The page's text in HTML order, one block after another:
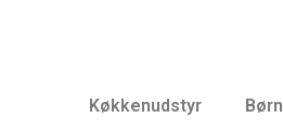
Køkkenudstyr Børn